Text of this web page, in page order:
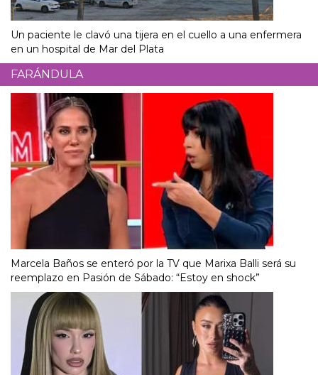
Un paciente le clavó una tijera en el cuello a una enfermera
en un hospital de Mar del Plata
FARÁNDULA
Marcela Baños se enteró por la TV que Marixa Balli será su
reemplazo en Pasión de Sábado: “Estoy en shock”